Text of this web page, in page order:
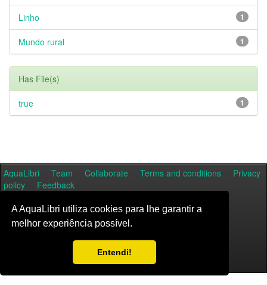
A AquaLibri utiliza cookies para lhe garantir a
melhor experiência possível.
Entendi!
1
Linho
1
Mundo rural
Has File(s)
1
true
AquaLibri Team Collaborate Terms and conditions
Privacy
policy
Feedback